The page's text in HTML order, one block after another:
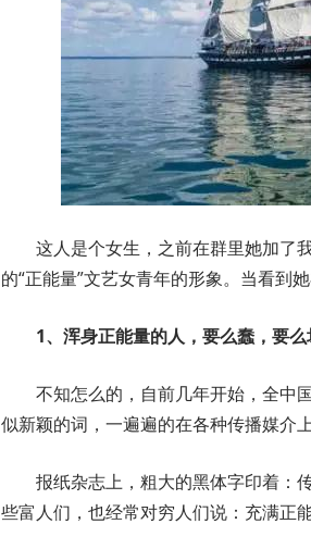
这人是个女生，之前在群里她加了
的“正能量”文艺女青年的形象。当看到
1、浑身正能量的人，要么蠢，要么
不知怎么的，自前几年开始，全中
似新颖的词，一遍遍的在各种传播媒介
报纸杂志上，粗大的黑体字印着：
些富人们，也经常对穷人们说：充满正